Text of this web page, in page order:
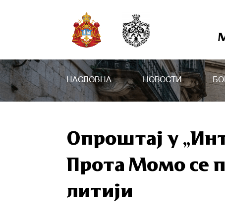
НАСЛОВНА НОВОСТИ
Опроштај у
Прота Момо се
литији